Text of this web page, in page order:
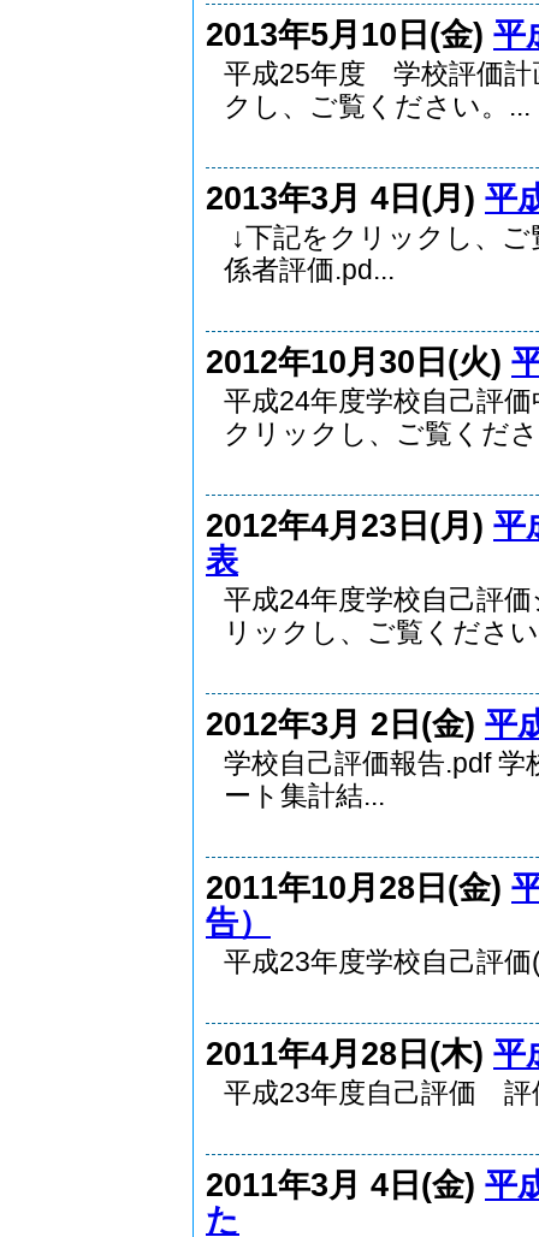
2013年5月10日(金) 平
平成25年度 学校評価計
クし、ご覧ください。...
2013年3月 4日(月) 平
↓下記をクリックし、
係者評価.pd...
2012年10月30日(火)
平成24年度学校自己評
クリックし、ご覧くだ
2012年4月23日(月) 平
表
平成24年度学校自己評
リックし、ご覧くださ
2012年3月 2日(金) 平
学校自己評価報告.pdf
ート集計結...
2011年10月28日(金)
告）
平成23年度学校自己評
2011年4月28日(木) 平
平成23年度自己評価 評
2011年3月 4日(金) 平
た